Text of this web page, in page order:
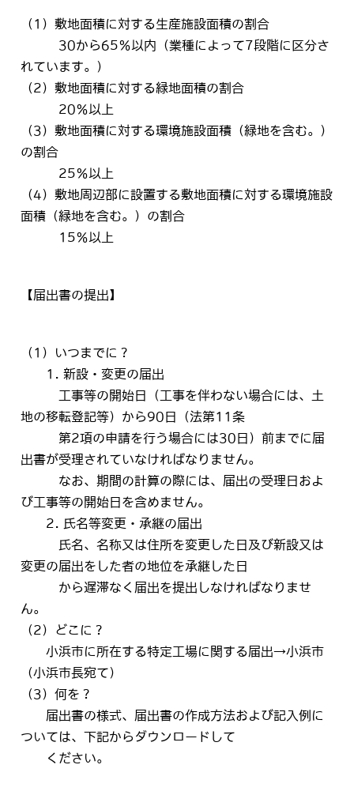
（1）敷地面積に対する生産施設面積の割合
30から65％以内（業種によって7段階に区分さ
れています。）
（2）敷地面積に対する緑地面積の割合
20％以上
（3）敷地面積に対する環境施設面積（緑地を含む。）
の割合
25％以上
（4）敷地周辺部に設置する敷地面積に対する環境施設
面積（緑地を含む。）の割合
15％以上
【届出書の提出】
（1）いつまでに？
1. 新設・変更の届出
工事等の開始日（工事を伴わない場合には、土
地の移転登記等）から90日（法第11条
第2項の申請を行う場合には30日）前までに届
出書が受理されていなければなりません。
なお、期間の計算の際には、届出の受理日およ
び工事等の開始日を含めません。
2. 氏名等変更・承継の届出
氏名、名称又は住所を変更した日及び新設又は
変更の届出をした者の地位を承継した日
から遅滞なく届出を提出しなければなりませ
ん。
（2）どこに？
小浜市に所在する特定工場に関する届出→小浜市
（小浜市長宛て）
（3）何を？
届出書の様式、届出書の作成方法および記入例に
ついては、下記からダウンロードして
ください。